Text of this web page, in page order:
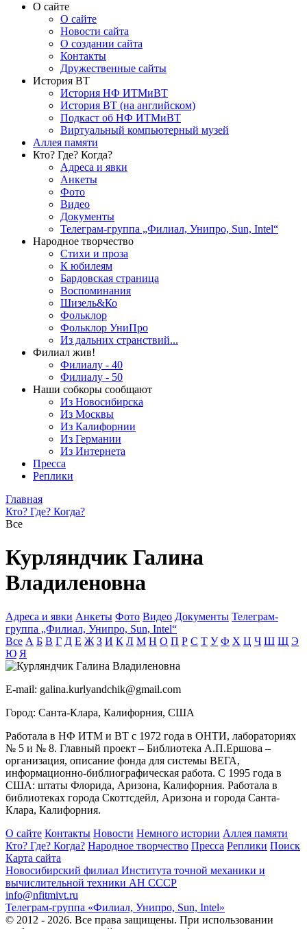
О сайте
О сайте
Новости сайта
О создании сайта
Контакты
Дружественные сайты
История ВТ
История НФ ИТМиВТ
История ВТ (на английском)
Подкаст об НФ ИТМиВТ
Виртуальный компьютерный музей
Аллея памяти
Кто? Где? Когда?
Адреса и явки
Анкеты
Фото
Видео
Документы
Телеграм-группа „Филиал, Унипро, Sun, Intel“
Народное творчество
Стихи и проза
К юбилеям
Бардовская страница
Воспоминания
Шизель&Ко
Фольклор
Фольклор УниПро
Из дальних странствий...
Филиал жив!
Филиалу - 40
Филиалу - 50
Наши собкоры сообщают
Из Новосибирска
Из Москвы
Из Калифорнии
Из Германии
Из Интернета
Пресса
Реплики
Главная
Кто? Где? Когда?
Все
Курляндчик Галина
Владиленовна
Адреса и явки Анкеты Фото Видео Документы Телеграм-
группа „Филиал, Унипро, Sun, Intel“
Все А Б В Г Д Е Ж З И К Л М Н О П Р С Т У Ф Х Ц Ч Ш Щ Э
Ю Я
E-mail: galina.kurlyandchik@gmail.com
Город: Санта-Клара, Калифорния, США
Работала в НФ ИТМ и ВТ с 1972 года в ОНТИ, лабораториях
№ 5 и № 8. Главный проект – Библиотека А.П.Ершова –
организация, описание фонда для системы ВЕГА,
информационно-библиографическая работа. С 1995 года в
США: штаты Флорида, Аризона, Калифорния. Работала в
библиотеках города Скоттсдейл, Аризона и города Санта-
Клара, Калифорния.
О сайте Контакты Новости Немного истории Аллея памяти
Кто? Где? Когда? Народное творчество Пресса Реплики Поиск
Карта сайта
Новосибирский филиал Института точной механики и
вычислительной техники АН СССР
info@nfitmivt.ru
Телеграм-группа «Филиал, Унипро, Sun, Intel»
© 2012 - 2026. Все права защищены. При использовании